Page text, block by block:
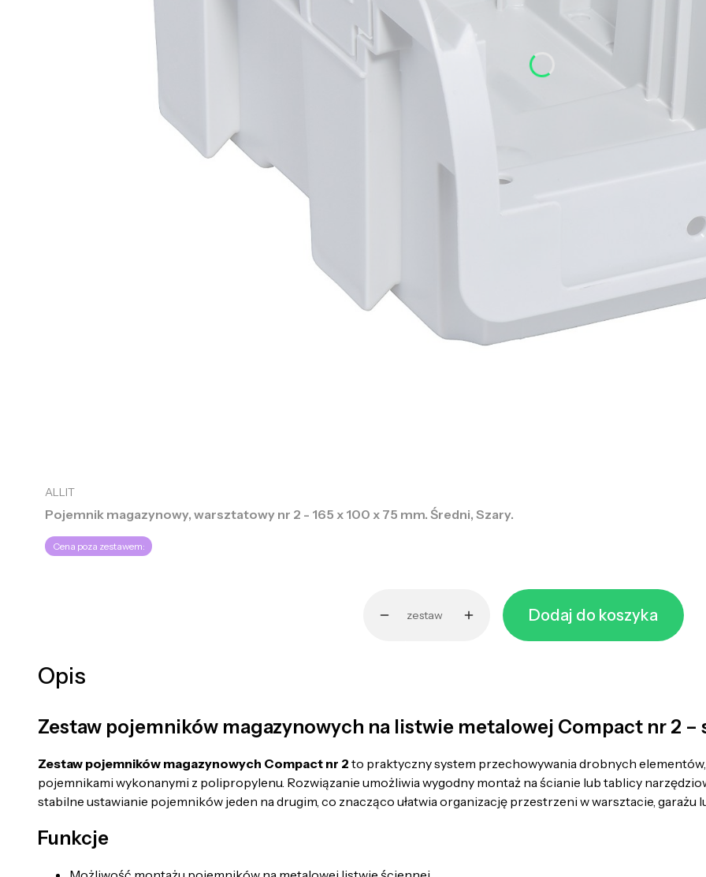
ALLIT
Pojemnik magazynowy, warsztatowy nr 2 - 165 x 100 x 75 mm. Średni, Szary.
Cena poza zestawem:
zestaw Dodaj do koszyka
Opis
Zestaw pojemników magazynowych na listwie metalowej Compact nr 2
Zestaw pojemników magazynowych Compact nr 2 to praktyczny system przechowywania drobnych
pojemnikami wykonanymi z polipropylenu. Rozwiązanie umożliwia wygodny montaż na ścianie lub tablicy
stabilne ustawianie pojemników jeden na drugim, co znacząco ułatwia organizację przestrzeni w warsztacie, garażu
Funkcje